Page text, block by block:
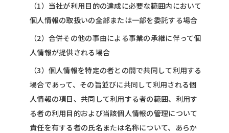
（1）当社が利用目的の達成に必要な範囲内において
個人情報の取扱いの全部または一部を委託する場合
（2）合併その他の事由による事業の承継に伴って個
人情報が提供される場合
（3）個人情報を特定の者との間で共同して利用する
場合であって、その旨並びに共同して利用される個
人情報の項目、共同して利用する者の範囲、利用す
る者の利用目的および当該個人情報の管理について
責任を有する者の氏名または名称について、あらか